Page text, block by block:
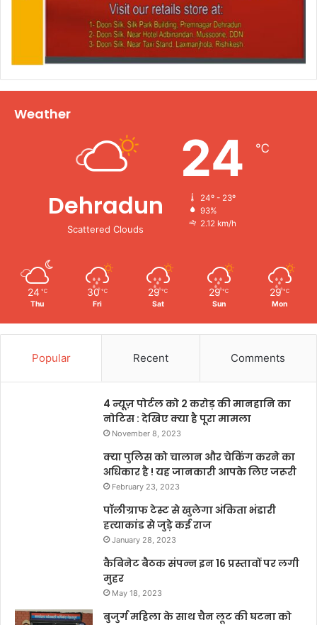
Weather
Dehradun
Scattered Clouds
24 ℃
24º - 23º
93%
2.12 km/h
24 ℃
Thu
30 ℃
Fri
29 ℃
Sat
29 ℃
Sun
29 ℃
Mon
Popular Recent Comments
4 न्यूज़ पोर्टल को 2 करोड़ की मानहानि का
नोटिस : देखिए क्या है पूरा मामला
November 8, 2023
क्या पुलिस को चालान और चेकिंग करने का
अधिकार है ! यह जानकारी आपके लिए जरूरी
February 23, 2023
पॉलीग्राफ टेस्ट से खुलेगा अंकिता भंडारी
हत्याकांड से जुड़े कई राज
January 28, 2023
कैबिनेट बैठक संपन्न इन 16 प्रस्तावों पर लगी
मुहर
May 18, 2023
बुजुर्ग महिला के साथ चैन लूट की घटना को